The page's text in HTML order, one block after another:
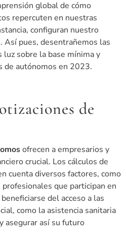
global de cómo
repercuten en nuestras
configuran nuestro
pues, desentrañemos las
sobre la base mínima y
de autónomos en 2023.
de
ofrecen a empresarios y
crucial. Los cálculos de
cuenta diversos factores, como
que participan en
del acceso a las
como la asistencia sanitaria
asegurar así su futuro